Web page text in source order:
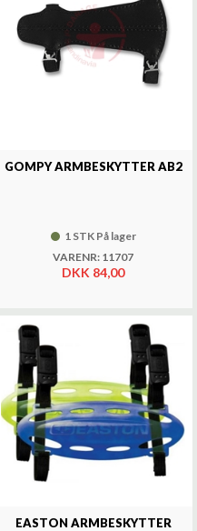
GOMPY ARMBESKYTTER AB2
1 STK På lager
VARENR: 11707
DKK 84,00
EASTON ARMBESKYTTER